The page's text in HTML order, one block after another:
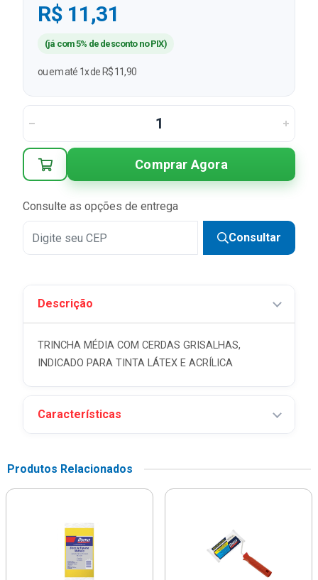
R$ 11,31
(já com 5% de desconto no PIX)
ou em até 1x de R$ 11,90
Comprar Agora
Consulte as opções de entrega
Consultar
Descrição
TRINCHA MÉDIA COM CERDAS GRISALHAS,
INDICADO PARA TINTA LÁTEX E ACRÍLICA
Características
Produtos Relacionados